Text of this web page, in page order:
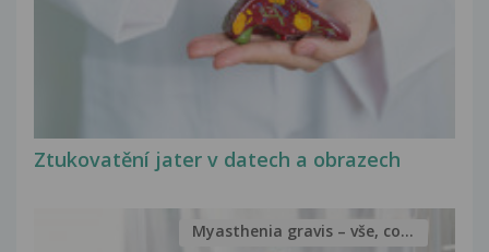
Ztukovatění jater v datech a obrazech
Myasthenia gravis – vše, co...